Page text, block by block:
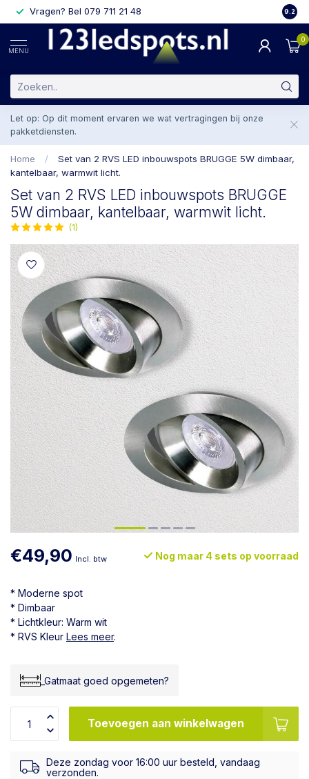
Vragen? Bel 079 711 21 48 29.2
MENU
0
Let op: Op dit moment ervaren we wat vertragingen bij onze
pakketdiensten.
Home /
Set van 2 RVS LED inbouwspots BRUGGE 5W dimbaar,
kantelbaar, warmwit licht.
Set van 2 RVS LED inbouwspots BRUGGE
5W dimbaar, kantelbaar, warmwit licht.
(1)
€49,90 Incl. btw Nog maar 4 sets op voorraad
* Moderne spot
* Dimbaar
* Lichtkleur: Warm wit
* RVS Kleur Lees meer.
_Gatmaat goed opgemeten?
Toevoegen aan winkelwagen
Deze zondag voor 16:00 uur besteld, vandaag
verzonden.